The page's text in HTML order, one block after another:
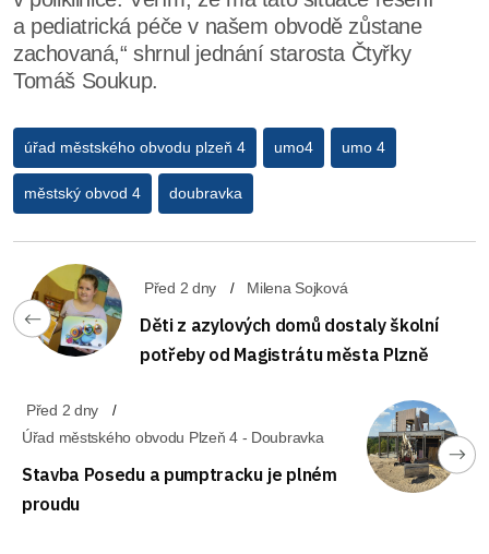
a pediatrická péče v našem obvodě zůstane
zachovaná,“ shrnul jednání starosta Čtyřky
Tomáš Soukup.
úřad městského obvodu plzeň 4 umo4 umo 4
městský obvod 4 doubravka
Před 2 dny Milena Sojková
Děti z azylových domů dostaly školní
potřeby od Magistrátu města Plzně
Před 2 dny
Úřad městského obvodu Plzeň 4 - Doubravka
Stavba Posedu a pumptracku je plném
proudu